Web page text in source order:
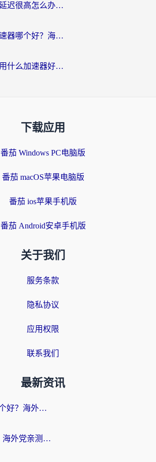
雪糕工厂国外玩延迟很高怎么办？海外玩家国服游戏加速终极攻略（附实测推荐）
打江南百景图加速器哪个好？海外党踩坑N次后，终于找到不卡的秘诀
非洲玩装甲战争用什么加速器好？海外党亲测有效的国服游戏加速方案
下载应用
番茄 Windows PC电脑版
番茄 macOS苹果电脑版
番茄 ios苹果手机版
番茄 Android安卓手机版
关于我们
服务条款
隐私协议
应用权限
联系我们
最新资讯
雷神手游和sixfast哪个好？海外党亲测3款回国加速器，教你选对不踩坑
穿梭和快喵好用吗？海外党亲测：小众加速器对比+番茄加速器深度体验